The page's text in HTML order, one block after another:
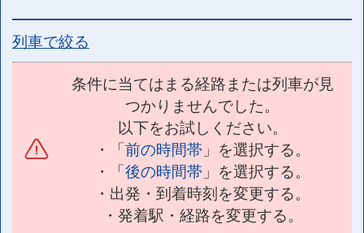
列車で絞る
条件に当てはまる経路または列車が見
つかりませんでした。
以下をお試しください。
・「前の時間帯 」を選択する。
・「後の時間帯 」を選択する。
・出発・到着時刻を変更する。
・発着駅・経路を変更する。